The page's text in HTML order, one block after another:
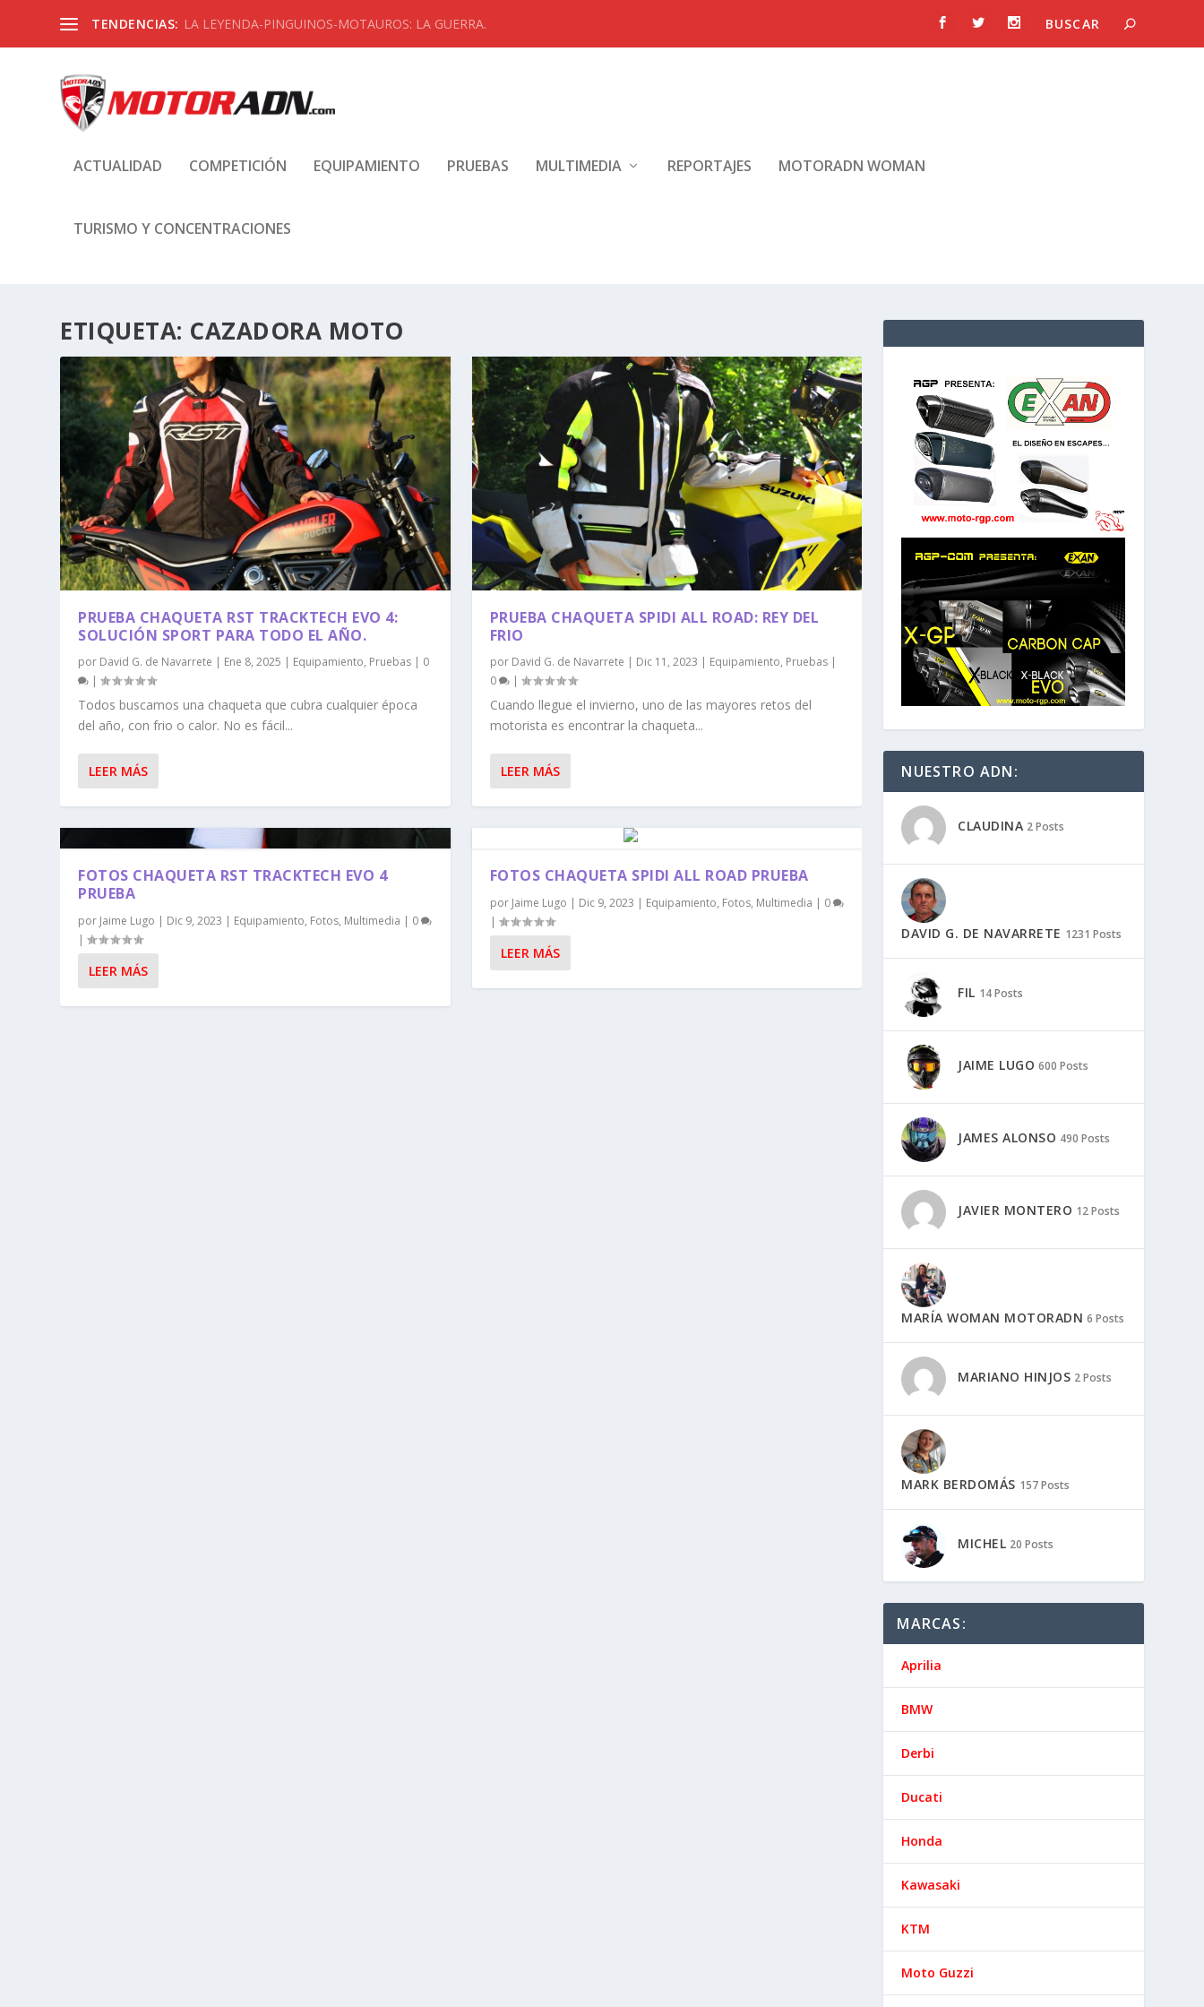
TENDENCIAS: LA LEYENDA-PINGUINOS-MOTAUROS: LA GUERRA.
ACTUALIDAD COMPETICIÓN EQUIPAMIENTO PRUEBAS MULTIMEDIA REPORTAJES MOTORADN WOMAN
TURISMO Y CONCENTRACIONES
ETIQUETA: CAZADORA MOTO
PRUEBA CHAQUETA RST TRACKTECH EVO 4:
SOLUCIÓN SPORT PARA TODO EL AÑO.
por David G. de Navarrete | Ene 8, 2025 | Equipamiento, Pruebas | 0
|
Todos buscamos una chaqueta que cubra cualquier época
del año, con frio o calor. No es fácil...
LEER MÁS
FOTOS CHAQUETA RST TRACKTECH EVO 4
PRUEBA
por Jaime Lugo | Dic 9, 2023 | Equipamiento, Fotos, Multimedia | 0
|
LEER MÁS
PRUEBA CHAQUETA SPIDI ALL ROAD: REY DEL
FRIO
por David G. de Navarrete | Dic 11, 2023 | Equipamiento, Pruebas|
0
|
Cuando llegue el invierno, uno de las mayores retos del
motorista es encontrar la chaqueta...
LEER MÁS
FOTOS CHAQUETA SPIDI ALL ROAD PRUEBA
por Jaime Lugo | Dic 9, 2023 | Equipamiento, Fotos, Multimedia | 0
|
LEER MÁS
NUESTRO ADN:
CLAUDINA 2 Posts
DAVID G. DE NAVARRETE 1231 Posts
FIL 14 Posts
JAIME LUGO 600 Posts
JAMES ALONSO 490 Posts
JAVIER MONTERO 12 Posts
MARÍA WOMAN MOTORADN 6 Posts
MARIANO HINJOS 2 Posts
MARK BERDOMÁS 157 Posts
MICHEL 20 Posts
MARCAS:
Aprilia
BMW
Derbi
Ducati
Honda
Kawasaki
KTM
Moto Guzzi